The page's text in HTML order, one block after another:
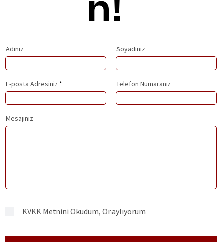
Adınız Soyadınız
E-posta Adresiniz Telefon Numaranız
Mesajınız
KVKK Metnini Okudum, Onaylıyorum